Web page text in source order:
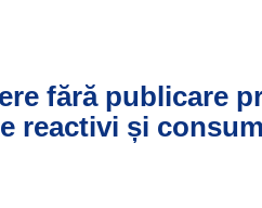
fără publicare
reactivi și